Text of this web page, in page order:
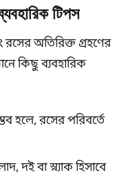
টিপস
অতিরিক্ত গ্রহণের
কিছু ব্যবহারিক
হলে, রসের পরিবর্তে
দই বা স্ন্যাক হিসাবে